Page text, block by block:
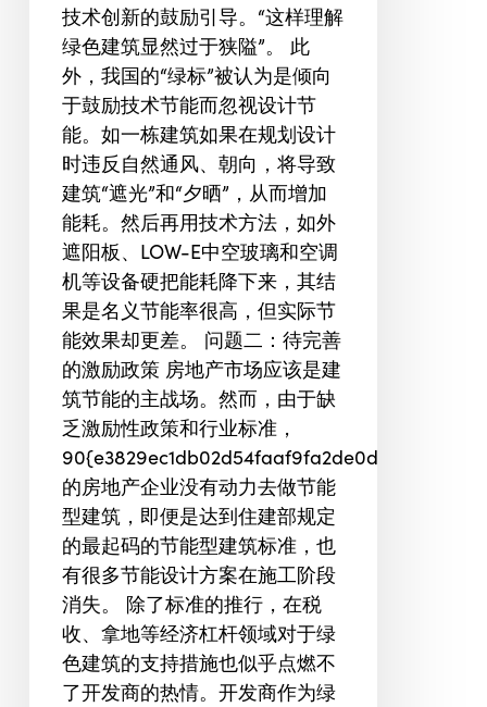
技术创新的鼓励引导。“这样理解
绿色建筑显然过于狭隘”。 此
外，我国的“绿标”被认为是倾向
于鼓励技术节能而忽视设计节
能。如一栋建筑如果在规划设计
时违反自然通风、朝向，将导致
建筑“遮光”和“夕晒”，从而增加
能耗。然后再用技术方法，如外
遮阳板、LOW-E中空玻璃和空调
机等设备硬把能耗降下来，其结
果是名义节能率很高，但实际节
能效果却更差。 问题二：待完善
的激励政策 房地产市场应该是建
筑节能的主战场。然而，由于缺
乏激励性政策和行业标准，
的房地产企业没有动力去做节能
型建筑，即便是达到住建部规定
的最起码的节能型建筑标准，也
有很多节能设计方案在施工阶段
消失。 除了标准的推行，在税
收、拿地等经济杠杆领域对于绿
色建筑的支持措施也似乎点燃不
了开发商的热情。开发商作为绿